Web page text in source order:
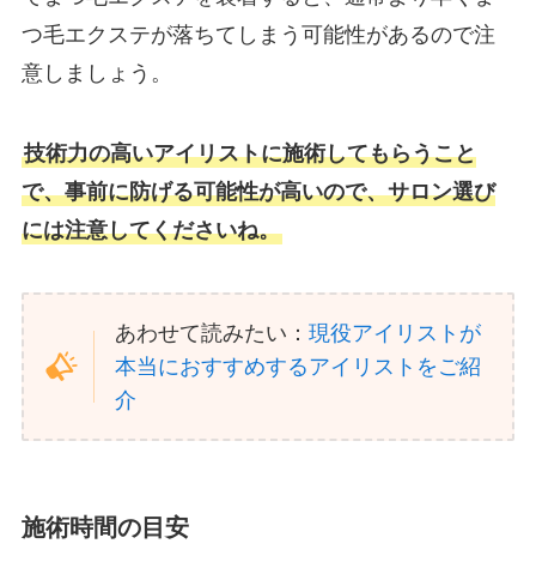
つ毛エクステが落ちてしまう可能性があるので注
意しましょう。
技術力の高いアイリストに施術してもらうこと
で、事前に防げる可能性が高いので、サロン選び
には注意してくださいね。
あわせて読みたい：現役アイリストが
本当におすすめするアイリストをご紹
介
施術時間の目安